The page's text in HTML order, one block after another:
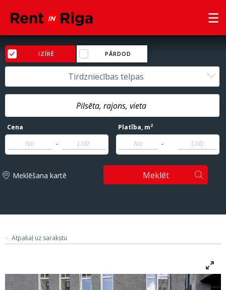
IZĪRĒ PĀRDOD
Tirdzniecības telpas
Cena
-
Platība, m2
-
Meklēšana kartē Meklēt
Atpakaļ uz sarakstu